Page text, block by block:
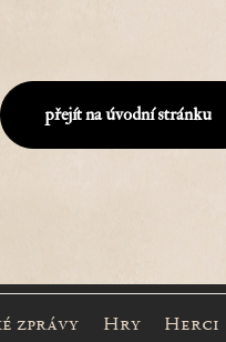
přejít na úvodní stránku
zprávy Hry Herci